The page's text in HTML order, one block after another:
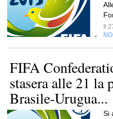
Il
FIFA
stasera alle 21 la
Brasile-Urugua...
Si